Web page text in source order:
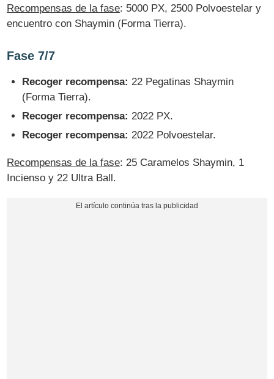
Recompensas de la fase: 5000 PX, 2500 Polvoestelar y
encuentro con Shaymin (Forma Tierra).
Fase 7/7
Recoger recompensa: 22 Pegatinas Shaymin
(Forma Tierra).
Recoger recompensa: 2022 PX.
Recoger recompensa: 2022 Polvoestelar.
Recompensas de la fase: 25 Caramelos Shaymin, 1
Incienso y 22 Ultra Ball.